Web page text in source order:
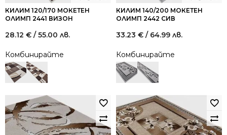
КИЛИМ 120/170 МОКЕТЕН
ОЛИМП 2441 ВИЗОН
28.12 € / 55.00 лв.
Комбинирайте
КИЛИМ 140/200 МОКЕТЕН
ОЛИМП 2442 СИВ
33.23 € / 64.99 лв.
Комбинирайте